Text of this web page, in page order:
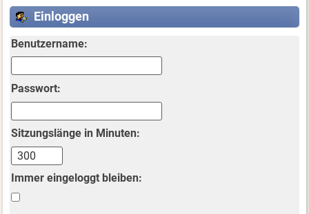
Einloggen
Benutzername:
Passwort:
Sitzungslänge in Minuten:
Immer eingeloggt bleiben: